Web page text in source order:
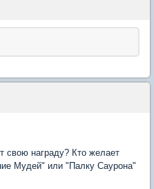
свою награду? Кто желает
Мудей" или "Палку Саурона"